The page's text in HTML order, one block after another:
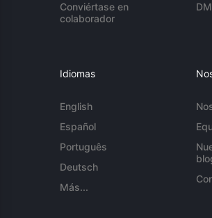
Conviértase en
colaborador
Idiomas
English
Español
Português
Deutsch
Más...